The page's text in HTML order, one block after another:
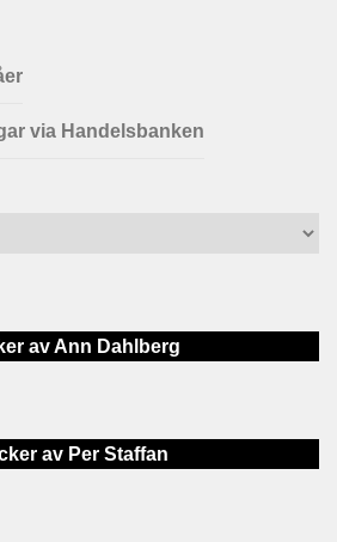
via Handelsbanken
av Ann Dahlberg
av Per Staffan